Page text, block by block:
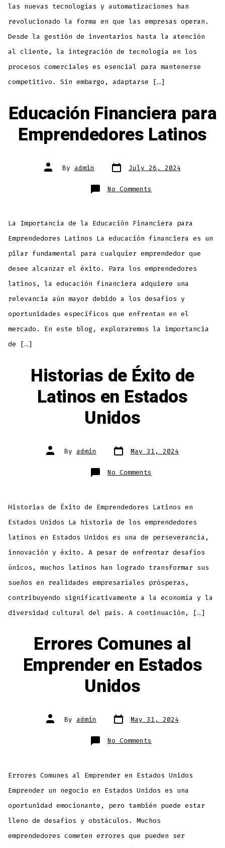
las nuevas tecnologías y automatizaciones han
revolucionado la forma en que las empresas operan.
Desde la gestión de inventarios hasta la atención
al cliente, la integración de tecnología en los
procesos comerciales es esencial para mantenerse
competitivo. Sin embargo, adaptarse […]
Educación Financiera para
Emprendedores Latinos
By admin July 26, 2024
No Comments
La Importancia de la Educación Financiera para
Emprendedores Latinos La educación financiera es un
pilar fundamental para cualquier emprendedor que
desee alcanzar el éxito. Para los emprendedores
latinos, la educación financiera adquiere una
relevancia aún mayor debido a los desafíos y
oportunidades específicos que enfrentan en el
mercado. En este blog, exploraremos la importancia
de […]
Historias de Éxito de
Latinos en Estados
Unidos
By admin May 31, 2024
No Comments
Historias de Éxito de Emprendedores Latinos en
Estados Unidos La historia de los emprendedores
latinos en Estados Unidos es una de perseverancia,
innovación y éxito. A pesar de enfrentar desafíos
únicos, muchos latinos han logrado transformar sus
sueños en realidades empresariales prósperas,
contribuyendo significativamente a la economía y la
diversidad cultural del país. A continuación, […]
Errores Comunes al
Emprender en Estados
Unidos
By admin May 31, 2024
No Comments
Errores Comunes al Emprender en Estados Unidos
Emprender un negocio en Estados Unidos es una
oportunidad emocionante, pero también puede estar
lleno de desafíos y obstáculos. Muchos
emprendedores cometen errores que pueden ser